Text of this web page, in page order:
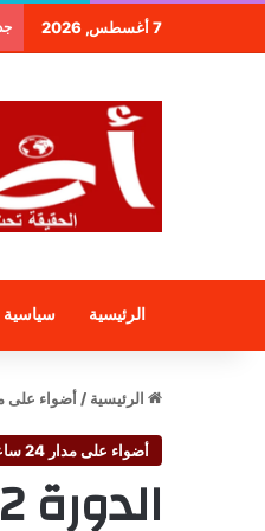
7 أغسطس, 2026
الرئيسية سياسية
الرئيسية / أضواء على مدار
أضواء على مدار 24 ساعة
الدورة 22: تأجيل ثلاث مباريات بسبب الحجر